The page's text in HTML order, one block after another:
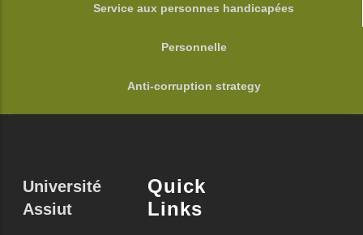
Service aux personnes handicapées
Personnelle
Anti-corruption strategy
Université
Assiut
Quick
Links